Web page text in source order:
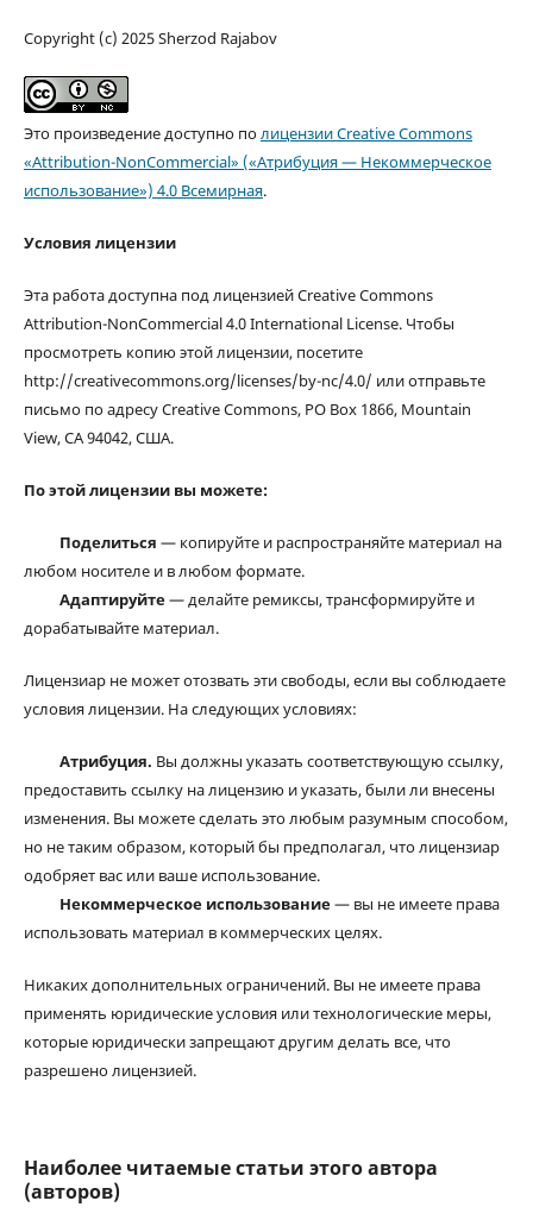
Copyright (c) 2025 Sherzod Rajabov
Это произведение доступно полицензии Creative Commons
«Attribution-NonCommercial» («Атрибуция — Некоммерческое
использование») 4.0 Всемирная.
Условия лицензии
Эта работа доступна под лицензией Creative Commons
Attribution-NonCommercial 4.0 International License. Чтобы
просмотреть копию этой лицензии, посетите
http://creativecommons.org/licenses/by-nc/4.0/ или отправьте
письмо по адресу Creative Commons, PO Box 1866, Mountain
View, CA 94042, США.
По этой лицензии вы можете:
Поделиться — копируйте и распространяйте материал на
любом носителе и в любом формате.
Адаптируйте— делайте ремиксы, трансформируйте и
дорабатывайте материал.
Лицензиар не может отозвать эти свободы, если вы соблюдаете
условия лицензии. На следующих условиях:
Атрибуция. Вы должны указать соответствующую ссылку,
предоставить ссылку на лицензию и указать, были ли внесены
изменения. Вы можете сделать это любым разумным способом,
но не таким образом, который бы предполагал, что лицензиар
одобряет вас или ваше использование.
Некоммерческое использование— вы не имеете права
использовать материал в коммерческих целях.
Никаких дополнительных ограничений. Вы не имеете права
применять юридические условия или технологические меры,
которые юридически запрещают другим делать все, что
разрешено лицензией.
Наиболее читаемые статьи этого автора
(авторов)